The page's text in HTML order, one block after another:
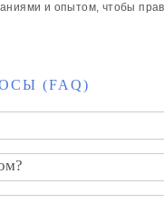
и опытом, чтобы
(FAQ)